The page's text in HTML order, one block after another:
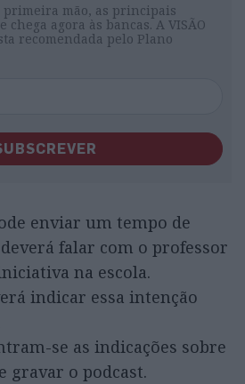
primeira mão, as principais
agora às bancas. A VISÃO
recomendada pelo Plano
enviar um tempo de
falar com o professor
na escola.
indicar essa intenção
se as indicações sobre
gravar o podcast.